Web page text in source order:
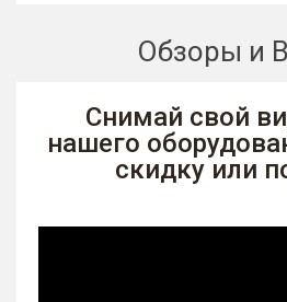
Обзоры и
Снимай свой
нашего
скидку или